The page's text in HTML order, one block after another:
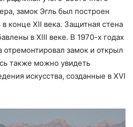
замок Эгль был построен
конце XII века. Защитная стена
в XIII веке. В 1970-х годах
отремонтировал замок и открыл
также можно увидеть
искусства, созданные в XVI